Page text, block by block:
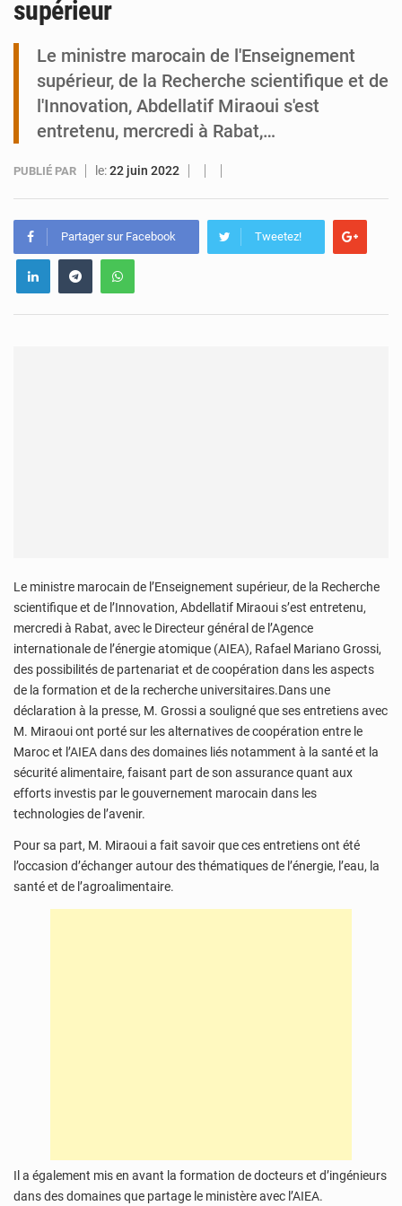
supérieur
Le ministre marocain de l'Enseignement
supérieur, de la Recherche scientifique et de
l'Innovation, Abdellatif Miraoui s'est
entretenu, mercredi à Rabat,…
PUBLIÉ PAR le:22 juin 2022
Partager sur Facebook Tweetez!
Le ministre marocain de l’Enseignement supérieur, de la Recherche
scientifique et de l’Innovation, Abdellatif Miraoui s’est entretenu,
mercredi à Rabat, avec le Directeur général de l’Agence
internationale de l’énergie atomique (AIEA), Rafael Mariano Grossi,
des possibilités de partenariat et de coopération dans les aspects
de la formation et de la recherche universitaires.Dans une
déclaration à la presse, M. Grossi a souligné que ses entretiens avec
M. Miraoui ont porté sur les alternatives de coopération entre le
Maroc et l’AIEA dans des domaines liés notamment à la santé et la
sécurité alimentaire, faisant part de son assurance quant aux
efforts investis par le gouvernement marocain dans les
technologies de l’avenir.
Pour sa part, M. Miraoui a fait savoir que ces entretiens ont été
l’occasion d’échanger autour des thématiques de l’énergie, l’eau, la
santé et de l’agroalimentaire.
Il a également mis en avant la formation de docteurs et d’ingénieurs
dans des domaines que partage le ministère avec l’AIEA.